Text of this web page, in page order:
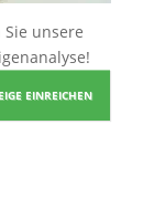
unsere
EINREICHEN